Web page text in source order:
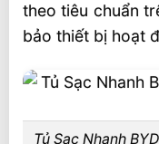
theo tiêu chuẩn
bảo thiết bị hoạt
Tủ Sạc Nhanh